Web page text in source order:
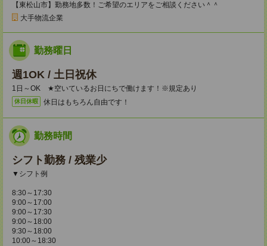
【東松山市】勤務地多数！ご希望のエリアをご相談ください＾＾
大手物流企業
勤務曜日
週1OK / 土日祝休
1日～OK ★空いているお日にちで働けます！※規定あり
休日休暇 休日はもちろん自由です！
勤務時間
シフト勤務 / 残業少
▼シフト例
8:30～17:30
9:00～17:00
9:00～17:30
9:00～18:00
9:30～18:00
10:00～18:30